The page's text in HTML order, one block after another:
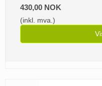
430,00 NOK
(inkl. mva.)